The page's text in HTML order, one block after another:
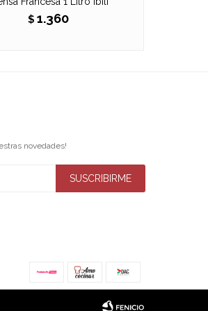
$ 1.360
novedades!
SUSCRIBIRME